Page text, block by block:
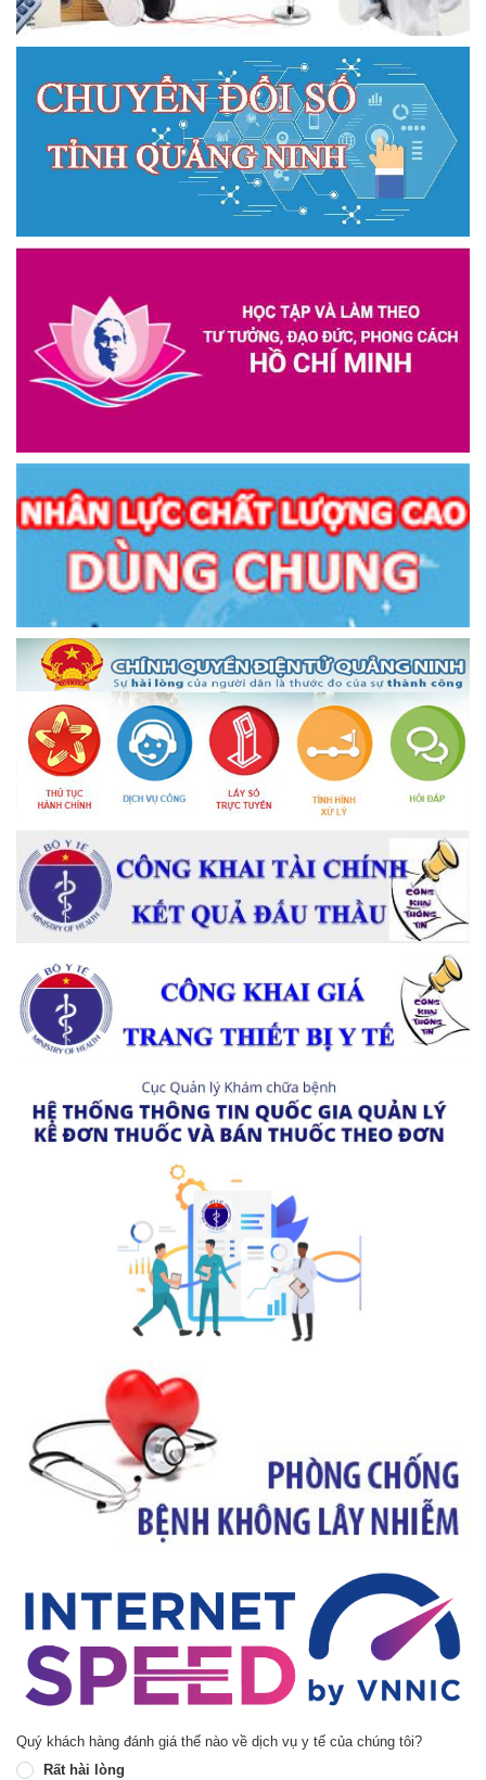
Quý khách hàng đánh giá thế nào về dịch vụ y tế của chúng tôi?
Rất hài lòng